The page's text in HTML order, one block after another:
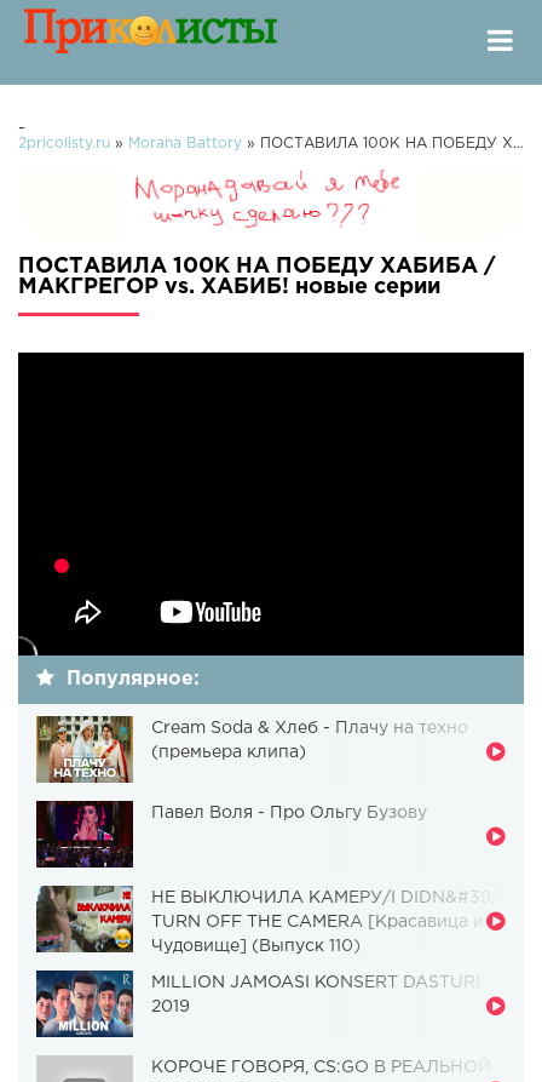
-
2pricolisty.ru » Morana Battory » ПОСТАВИЛА 100К НА ПОБЕДУ ХАБИБА / МАКГРЕГОР vs. ХАБИБ!
ПОСТАВИЛА 100К НА ПОБЕДУ ХАБИБА /
МАКГРЕГОР vs. ХАБИБ! новые серии
Популярное:
Cream Soda & Хлеб - Плачу на техно
(премьера клипа)
Павел Воля - Про Ольгу Бузову
НЕ ВЫКЛЮЧИЛА КАМЕРУ/I DIDN&#39;T
TURN OFF THE CAMERA [Красавица и
Чудовище] (Выпуск 110)
MILLION JAMOASI KONSERT DASTURI
2019
КОРОЧЕ ГОВОРЯ, CS:GO В РЕАЛЬНОЙ